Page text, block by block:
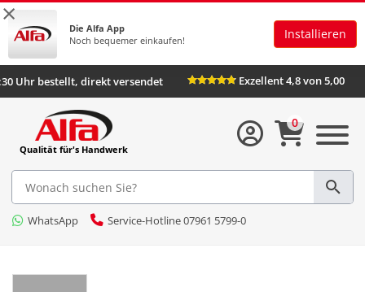
×
Die Alfa App
Noch bequemer einkaufen!
Installieren
Uhr bestellt, direkt versendet Exzellent 4,8 von 5,00
Qualität für's Handwerk
WhatsApp Service-Hotline 07961 5799-0
0